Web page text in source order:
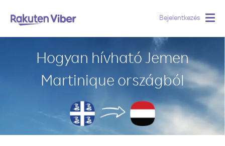
Bejelentkezés
Hogyan hívható Jemen
Martinique országból